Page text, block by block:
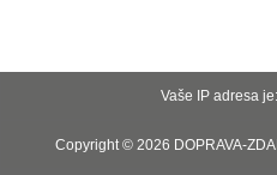
Vaše IP adresa
Copyright © 2026 DOPRAVA-